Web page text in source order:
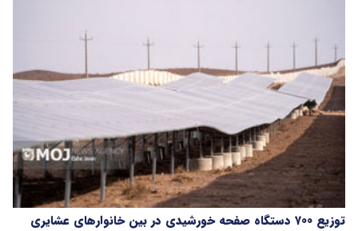
توزیع ۷۰۰ دستگاه صفحه خورشیدی در بین خانوارهای عشایری